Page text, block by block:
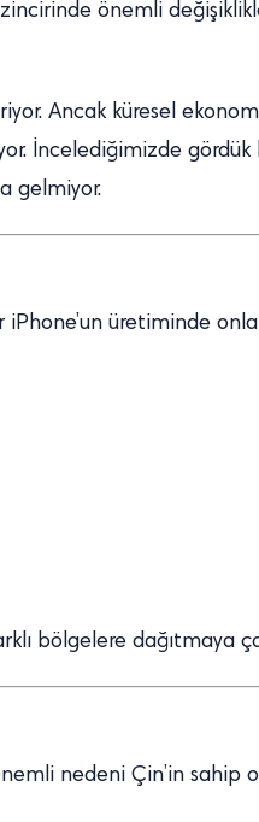
önemli
Ancak küresel
İncelediğimizde gördük
gelmiyor.
üretiminde
bölgelere dağıtmaya
nedeni Çin’in sahip